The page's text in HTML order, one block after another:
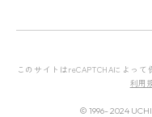
このサイトはreCAPTCHAによっ
利用
© 1996- 2024